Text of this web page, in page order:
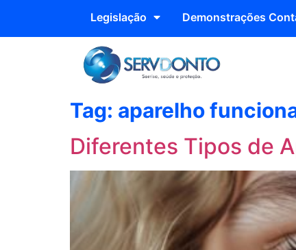
Legislação Demonstrações
Tag: aparelho
Diferentes Tipos de